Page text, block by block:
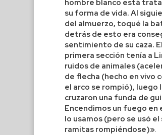
hombre blanco está
su forma de vida. Al
del almuerzo, toqué la
detrás de esto era
sentimiento de su caza.
primera sección tenía a
ruidos de animales
de flecha (hecho en vivo
el arco se rompió), luego
cruzaron una funda de
Encendimos un fuego en
lo usamos (pero se usó
ramitas rompiéndose)».